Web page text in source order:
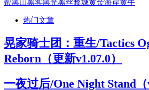
帮黑山黑客黑光黑丝黎城黄金海岸黄牛
热门文章
晃家骑士团：重生/Tactics
Reborn（更新v1.07.0）
一夜过后/One Night Stand（